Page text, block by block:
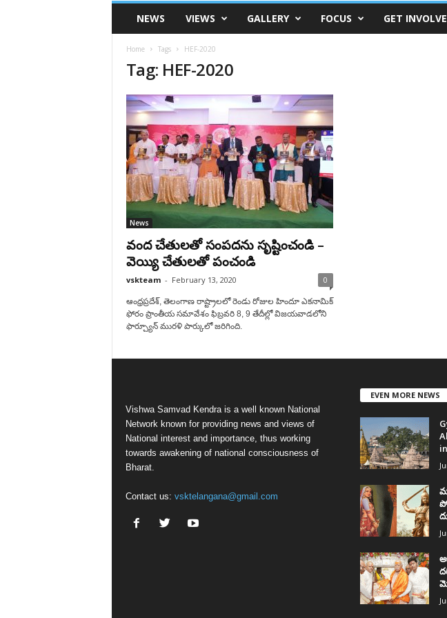
VSK
TelanganaNEWS VIEWS GALLERY FOCUS GET
Home Tags HEF-2020
Tag: HEF-2020
News
వంద చేతులతో సంపదను సృష్టించండి –
వెయ్యి చేతులతో పంచండి
vskteam - February 13, 2020 0
ఆంధ్రప్రదేశ్, తెలంగాణ రాష్ట్రాలలో రెండు రోజుల హిందూ ఎకనామిక్
ఫోరం ప్రాంతీయ సమావేశం ఫిబ్రవరి 8, 9 తేదీల్లో విజయవాడలోని
ఫార్చ్యూన్ మురళి పార్కులో జరిగింది.
Vishwa Samvad Kendra is a well known National
Network known for providing news and views of
National interest and importance, thus working
towards awakening of national consciousness of
Bharat.
Contact us: vsktelangana@gmail.com
EVEN MORE NEWS